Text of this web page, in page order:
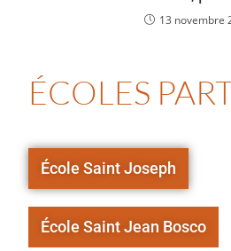
13 novembre
ÉCOLES
École Saint Joseph
École Saint Jean Bosco